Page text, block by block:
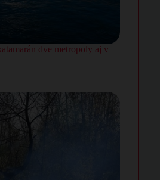
dve metropoly aj v